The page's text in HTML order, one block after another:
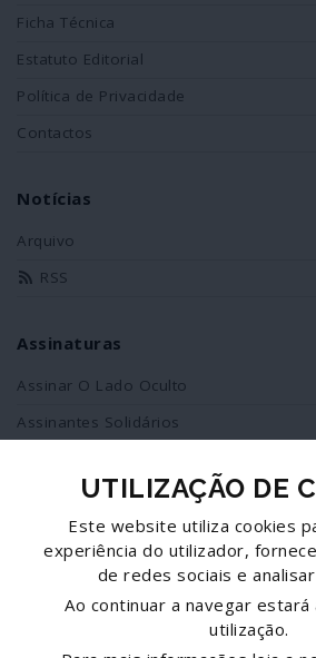
Ficha Técnica
Estatuto Editorial
Política de Privacidade
Contactos
Notícias
Arquivo
RSS
Assinaturas
Assinar O Lado Oculto
Assinantes Solidários
Redes Sociais
Siga-nos no facebook
UTILIZAÇÃO DE
Este website utiliza cookies
experiência do utilizador,
de redes sociais e
Ao continuar a navegar estará
utilização.